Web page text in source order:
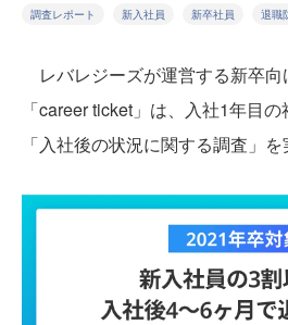
調査レポート 新入社員 新卒社員 退職
レバレジーズが運営する新卒向
「career ticket」は、入社1年目
「入社後の状況に関する調査」を